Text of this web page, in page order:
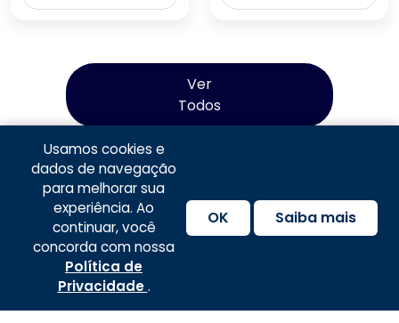
Fale com anunciante
Ver
Todos
Política de Privacidade
Uso | Política de Frete
Devolução/Troca
Usamos cookies e
dados de navegação
para melhorar sua
experiência. Ao
continuar, você
concorda com nossa
Política de
Privacidade.
OK Saiba mais